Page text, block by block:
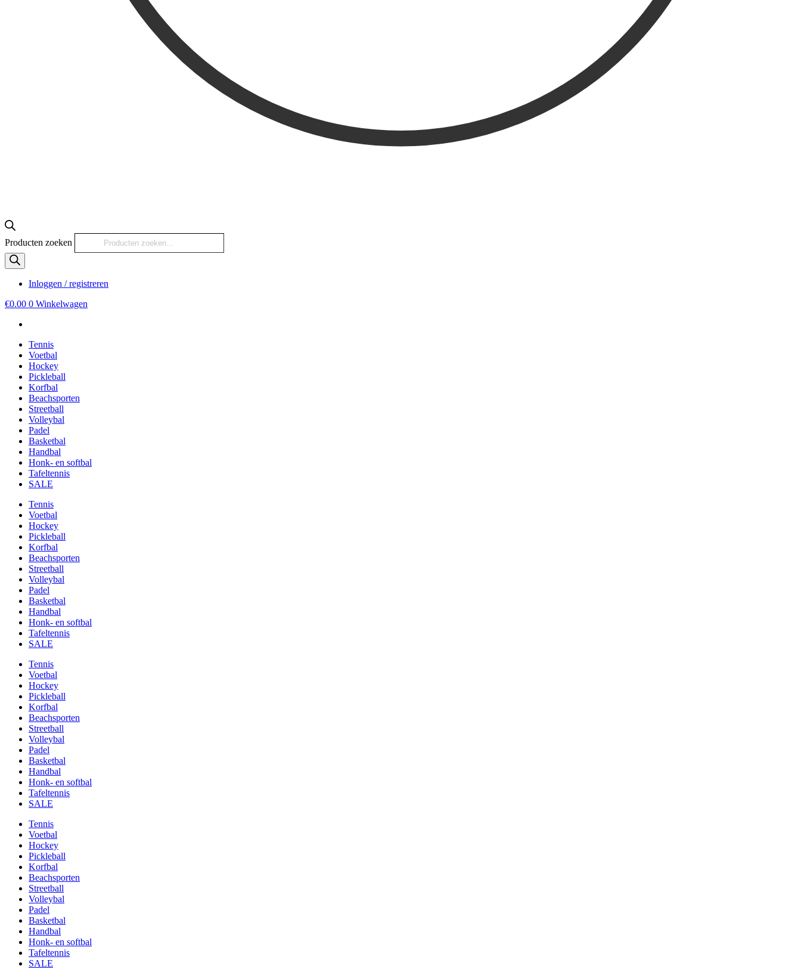
Producten zoeken
Inloggen / registreren
€0.00 0 Winkelwagen
Tennis
Voetbal
Hockey
Pickleball
Korfbal
Beachsporten
Streetball
Volleybal
Padel
Basketbal
Handbal
Honk- en softbal
Tafeltennis
SALE
Tennis
Voetbal
Hockey
Pickleball
Korfbal
Beachsporten
Streetball
Volleybal
Padel
Basketbal
Handbal
Honk- en softbal
Tafeltennis
SALE
Tennis
Voetbal
Hockey
Pickleball
Korfbal
Beachsporten
Streetball
Volleybal
Padel
Basketbal
Handbal
Honk- en softbal
Tafeltennis
SALE
Tennis
Voetbal
Hockey
Pickleball
Korfbal
Beachsporten
Streetball
Volleybal
Padel
Basketbal
Handbal
Honk- en softbal
Tafeltennis
SALE